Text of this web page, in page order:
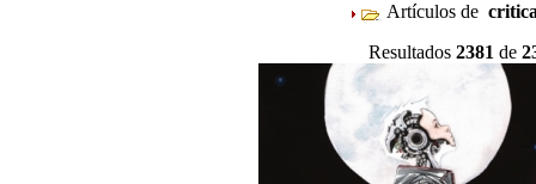
Artículos de
Resultados 2381 de